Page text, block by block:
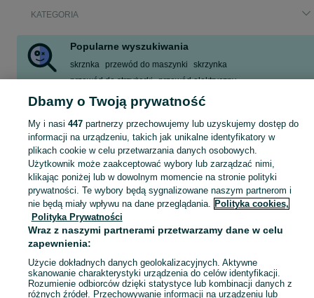
KATEGORIA
Popularne wyszukiwania
skrznka przewód do maszynki
skrzynka
przewód do strzyżarki przewód elektryczny
misa do paleniska nierdzewna
Zobacz Więcej
Zobacz
Mapa kategorii
Mapa miejscowości
Mapa ministron
Popularne wyszukiwania
Dbamy o Twoją prywatność
My i nasi 447partnerzy przechowujemy lub uzyskujemy dostęp do
informacji na urządzeniu, takich jak unikalne identyfikatory w
plikach cookie w celu przetwarzania danych osobowych.
Użytkownik może zaakceptować wybory lub zarządzać nimi,
klikając poniżej lub w dowolnym momencie na stronie polityki
prywatności. Te wybory będą sygnalizowane naszym partnerom i
nie będą miały wpływu na dane przeglądania. Polityka cookies,
Polityka Prywatności
Wraz z naszymi partnerami przetwarzamy dane w celu
zapewnienia:
Użycie dokładnych danych geolokalizacyjnych. Aktywne
skanowanie charakterystyki urządzenia do celów identyfikacji.
Rozumienie odbiorców dzięki statystyce lub kombinacji danych z
różnych źródeł. Przechowywanie informacji na urządzeniu lub